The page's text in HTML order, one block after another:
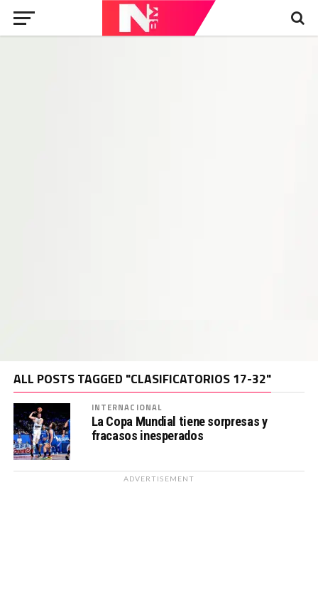
ALL POSTS TAGGED "CLASIFICATORIOS 17-32"
INTERNACIONAL
La Copa Mundial tiene sorpresas y
fracasos inesperados
ADVERTISEMENT